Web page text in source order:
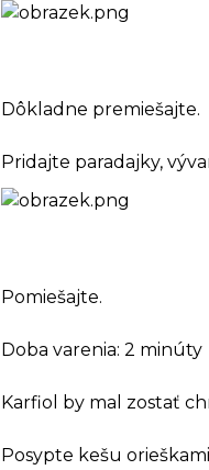
Dôkladne premiešajte.
Pridajte paradajky,
Pomiešajte.
Doba varenia: 2 minúty
Karfiol by mal zostať
Posypte kešu